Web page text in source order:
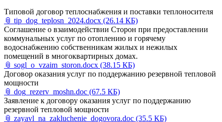
Типовой договор теплоснабжения и поставки теплоносителя
📎 tip_dog_teplosn_2024.docx (26.14 КБ)
Соглашение о взаимодействии Сторон при предоставлении
коммунальных услуг по отоплению и горячему
водоснабжению собственникам жилых и нежилых
помещений в многоквартирных домах.
📎 sogl_o_vzaim_storon.docx (38.15 КБ)
Договор оказания услуг по поддержанию резервной тепловой
мощности
📎 dog_rezerv_moshn.doc (67.5 КБ)
Заявление к договору оказания услуг по поддержанию
резервной тепловой мощности
📎 zayavl_na_zakluchenie_dogovora.doc (35.5 КБ)